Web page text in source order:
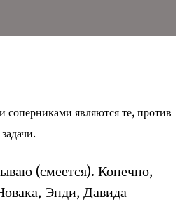
являются те, против
(смеется). Конечно,
Энди, Давида